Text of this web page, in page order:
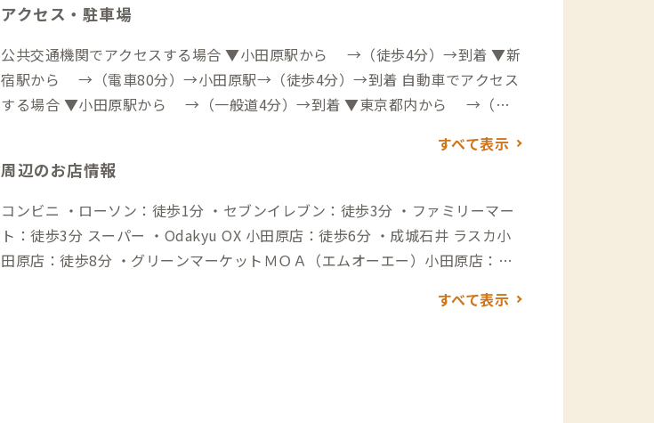
アクセス・駐車場
公共交通機関でアクセスする場合 ▼小田原駅から →（徒歩4分）→到着 ▼新
宿駅から →（電車80分）→小田原駅→（徒歩4分）→到着 自動車でアクセス
する場合 ▼小田原駅から →（一般道4分）→到着 ▼東京都内から →（高
すべて表示
周辺のお店情報
コンビニ ・ローソン：徒歩1分 ・セブンイレブン：徒歩3分 ・ファミリーマー
ト：徒歩3分 スーパー ・Odakyu OX 小田原店：徒歩6分 ・成城石井 ラスカ小
田原店：徒歩8分 ・グリーンマーケットＭＯＡ（エムオーエー）小田原店：徒
すべて表示